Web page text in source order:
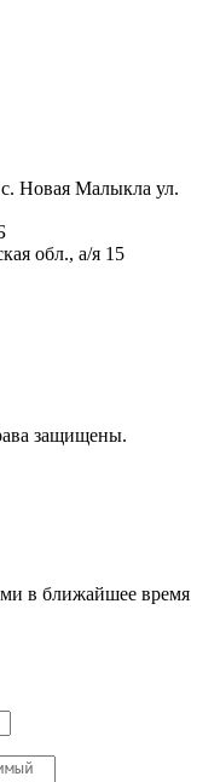
с. Новая Малыкла ул.
обл., а/я 15
защищены.
в ближайшее время